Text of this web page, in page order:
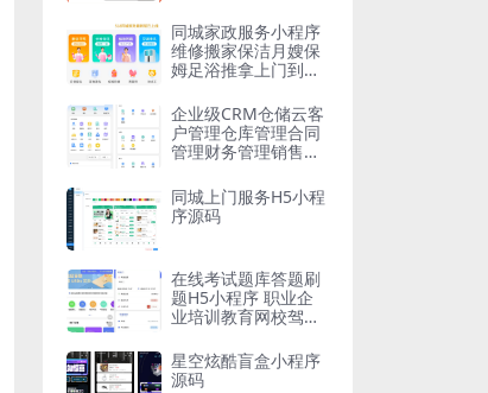
团/秒杀
同城家政服务小程序
维修搬家保洁月嫂保
姆足浴推拿上门到家
版本）
企业级CRM仓储云客
户管理仓库管理合同
管理财务管理销售跟
同城上门服务H5小程
序源码
在线考试题库答题刷
题H5小程序 职业企
业培训教育网校驾考
星空炫酷盲盒小程序
源码